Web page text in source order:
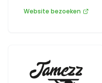
Website bezoeken